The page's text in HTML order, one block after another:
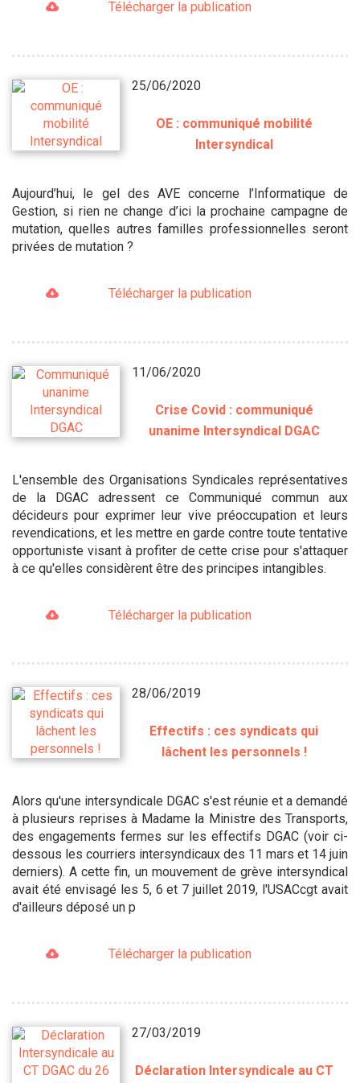
Télécharger la publication
25/06/2020
OE : communiqué mobilité
Intersyndical
Aujourd’hui, le gel des AVE concerne l’Informatique de
Gestion, si rien ne change d’ici la prochaine campagne de
mutation, quelles autres familles professionnelles seront
privées de mutation ?
Télécharger la publication
11/06/2020
Crise Covid : communiqué
unanime Intersyndical DGAC
L'ensemble des Organisations Syndicales représentatives
de la DGAC adressent ce Communiqué commun aux
décideurs pour exprimer leur vive préoccupation et leurs
revendications, et les mettre en garde contre toute tentative
opportuniste visant à profiter de cette crise pour s'attaquer
à ce qu'elles considèrent être des principes intangibles.
Télécharger la publication
28/06/2019
Effectifs : ces syndicats qui
lâchent les personnels !
Alors qu'une intersyndicale DGAC s'est réunie et a demandé
à plusieurs reprises à Madame la Ministre des Transports,
des engagements fermes sur les effectifs DGAC (voir ci-
dessous les courriers intersyndicaux des 11 mars et 14 juin
derniers). A cette fin, un mouvement de grève intersyndical
avait été envisagé les 5, 6 et 7 juillet 2019, l'USACcgt avait
d'ailleurs déposé un p
Télécharger la publication
27/03/2019
Déclaration Intersyndicale au CT